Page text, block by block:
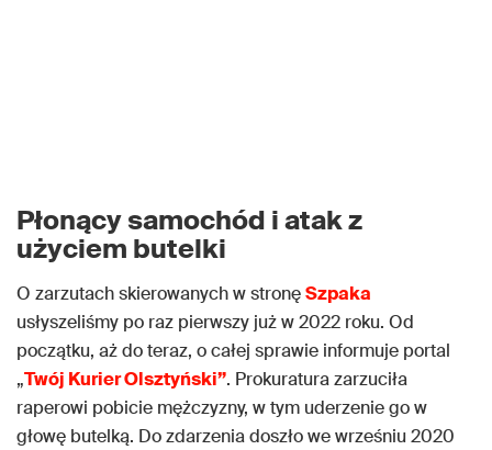
Płonący samochód i atak z
użyciem butelki
O zarzutach skierowanych w stronęSzpaka
usłyszeliśmy po raz pierwszy już w 2022 roku. Od
początku, aż do teraz, o całej sprawie informuje portal
„Twój Kurier Olsztyński”. Prokuratura zarzuciła
raperowi pobicie mężczyzny, w tym uderzenie go w
głowę butelką. Do zdarzenia doszło we wrześniu 2020